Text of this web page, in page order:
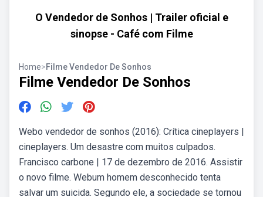
O Vendedor de Sonhos | Trailer oficial e
sinopse - Café com Filme
Home>Filme Vendedor De Sonhos
Filme Vendedor De Sonhos
Webo vendedor de sonhos (2016): Crítica cineplayers |
cineplayers. Um desastre com muitos culpados.
Francisco carbone | 17 de dezembro de 2016. Assistir
o novo filme. Webum homem desconhecido tenta
salvar um suicida. Segundo ele, a sociedade se tornou